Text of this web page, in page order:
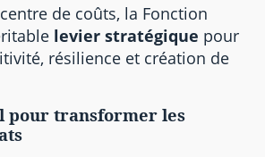
de coûts, la Fonction
levier stratégique pour
résilience et création de
pour transformer les